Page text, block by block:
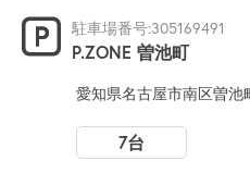
駐車場番号:305169491
P.ZONE 曽池町
愛知県名古屋市南区曽池
7台